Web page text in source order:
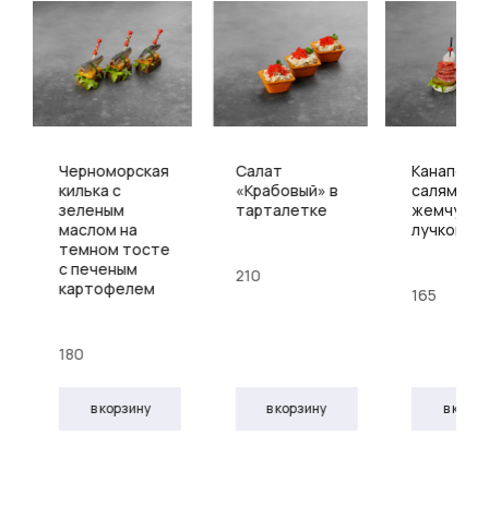
Черноморская
килька с
зеленым
маслом на
темном тосте
с печеным
картофелем
180
в корзину
Салат
«Крабовый» в
тарталетке
210
в корзину
Канапе с
салями и
лучком
165
в